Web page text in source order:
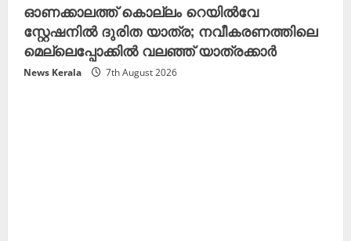
ഓണക്കാലത്ത് കൊല്ലം റെയിൽവേ
സ്റ്റേഷനിൽ ദുരിത യാത്ര; നവീകരണത്തിലെ
മെല്ലെപ്പോക്കിൽ വലഞ്ഞ് യാത്രക്കാർ
News Kerala 7th August 2026